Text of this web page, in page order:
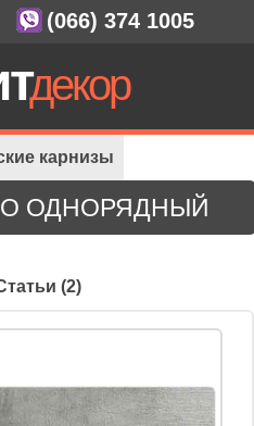
ОДНОРЯДНЫЙ
(2)
карнизы
Валео 1-ряд
(066) 374 1005
декор